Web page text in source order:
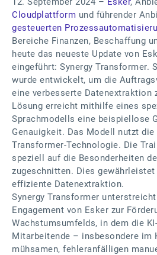
Cloudplattform und führender
gesteuerten
Bereiche Finanzen, Beschaffung
heute das neueste Update von
eingeführt: Synergy Transformer.
wurde entwickelt, um die
eine verbesserte Datenextraktion
Lösung erreicht mithilfe eines
Sprachmodells eine beispiellose
Genauigkeit. Das Modell nutzt
Transformer-Technologie. Die
speziell auf die Besonderheiten
zugeschnitten. Dies
effiziente Datenextraktion.
Synergy Transformer
Engagement von Esker zur
Wachstumsumfelds, in dem die
Mitarbeitende – insbesondere im
mühsamen, fehleranfälligen